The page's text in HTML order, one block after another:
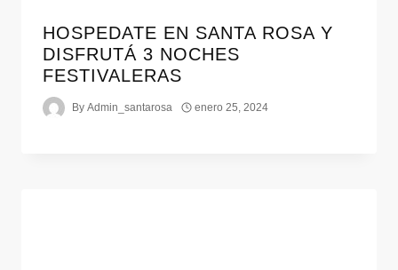
HOSPEDATE EN SANTA ROSA Y
DISFRUTÁ 3 NOCHES
FESTIVALERAS
By Admin_santarosa enero 25, 2024